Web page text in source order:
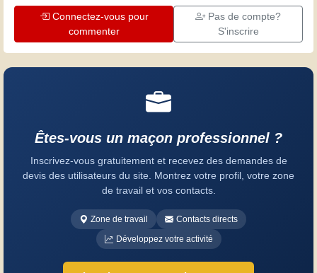
Connectez-vous pour
commenter
Pas de compte?
S'inscrire
Êtes-vous un maçon professionnel ?
Inscrivez-vous gratuitement et recevez des demandes de
devis des utilisateurs du site. Montrez votre profil, votre zone
de travail et vos contacts.
Zone de travail
Contacts directs
Développez votre activité